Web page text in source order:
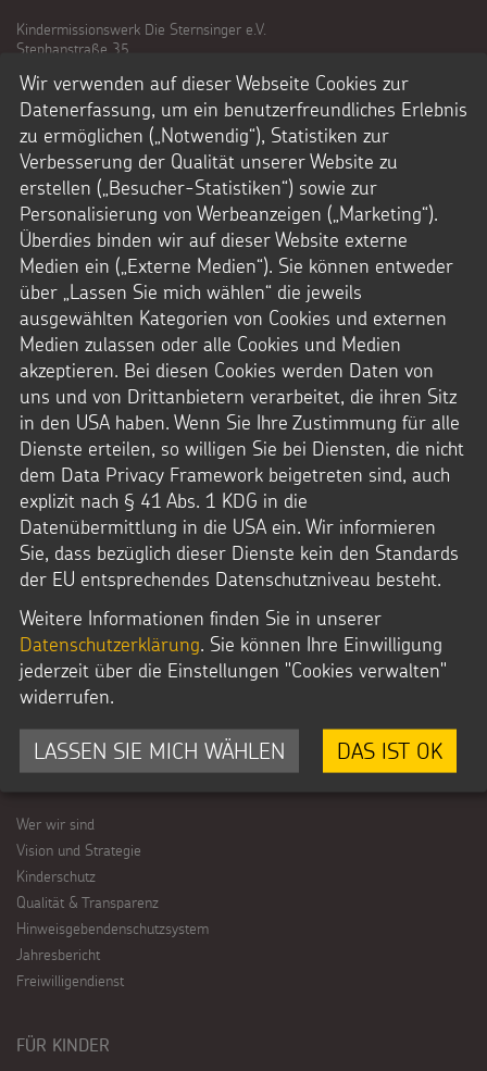
Kindermissionswerk Die Sternsinger e.V.
Stephanstraße 35
Telefon: + 49 241.44 61-0
kontakt@sternsinger.de
Spendenkonto
Kindermissionswerk Die Sternsinger e.V.
IBAN: DE95 3706 0193 0000 0010 31
BIC: GENODED1PAX
Pax-Bank für Kirche und Caritas eG
Das Kindermissionswerk Die Sternsinger e.V.
ist laut letztem Bescheid des Finanzamts
Aachen-Stadt nach §5 Abs. 1 Nr. 9 KStg.
unter der Steuernummer 201/5902/3626
von der Körperschaftssteuer befreit.
Zum Freistellungsbescheid
STERNSINGEN
Vorlagen, Lieder, Praktische Hilfen
Sternsinger-Material
Tipps und Anregungen
Hintergründe und Empfehlungen
Sternsingermobil
Wer wir sind
Vision und Strategie
Kinderschutz
Qualität & Transparenz
Hinweisgebendenschutzsystem
Jahresbericht
Freiwilligendienst
FÜR KINDER
Wir verwenden auf dieser Webseite Cookies zur
Datenerfassung, um ein benutzerfreundliches Erlebnis
zu ermöglichen („Notwendig“), Statistiken zur
Verbesserung der Qualität unserer Website zu
erstellen („Besucher-Statistiken“) sowie zur
Personalisierung von Werbeanzeigen („Marketing“).
Überdies binden wir auf dieser Website externe
Medien ein („Externe Medien“). Sie können entweder
über „Lassen Sie mich wählen“ die jeweils
ausgewählten Kategorien von Cookies und externen
Medien zulassen oder alle Cookies und Medien
akzeptieren. Bei diesen Cookies werden Daten von
uns und von Drittanbietern verarbeitet, die ihren Sitz
in den USA haben. Wenn Sie Ihre Zustimmung für alle
Dienste erteilen, so willigen Sie bei Diensten, die nicht
dem Data Privacy Framework beigetreten sind, auch
explizit nach § 41 Abs. 1 KDG in die
Datenübermittlung in die USA ein. Wir informieren
Sie, dass bezüglich dieser Dienste kein den Standards
der EU entsprechendes Datenschutzniveau besteht.
Weitere Informationen finden Sie in unserer
Datenschutzerklärung. Sie können Ihre Einwilligung
jederzeit über die Einstellungen "Cookies verwalten"
widerrufen.
LASSEN SIE MICH WÄHLEN DAS IST OK